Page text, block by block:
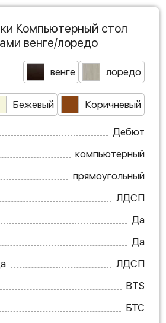
Компьютерный стол
венге/лоредо
венге лоредо
Бежевый Коричневый
Дебют
компьютерный
прямоугольный
ЛДСП
Да
Да
ЛДСП
BTS
БТС